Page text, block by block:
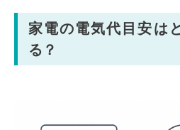
家電の電気代目安は
る？